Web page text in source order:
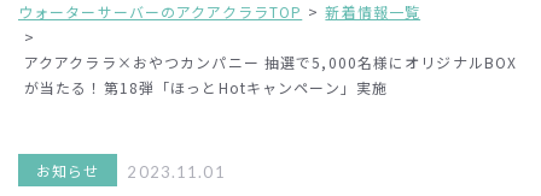
ウォーターサーバーのアクアクララTOP 新着情報一覧
アクアクララ×おやつカンパニー 抽選で5,000名様にオリジナルBOX
が当たる！第18弾「ほっとHotキャンペーン」実施
お知らせ 2023.11.01